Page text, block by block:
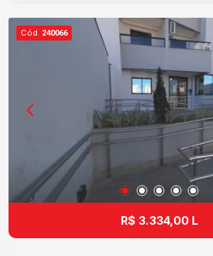
Cód. 240066
R$ 3.334,00 L